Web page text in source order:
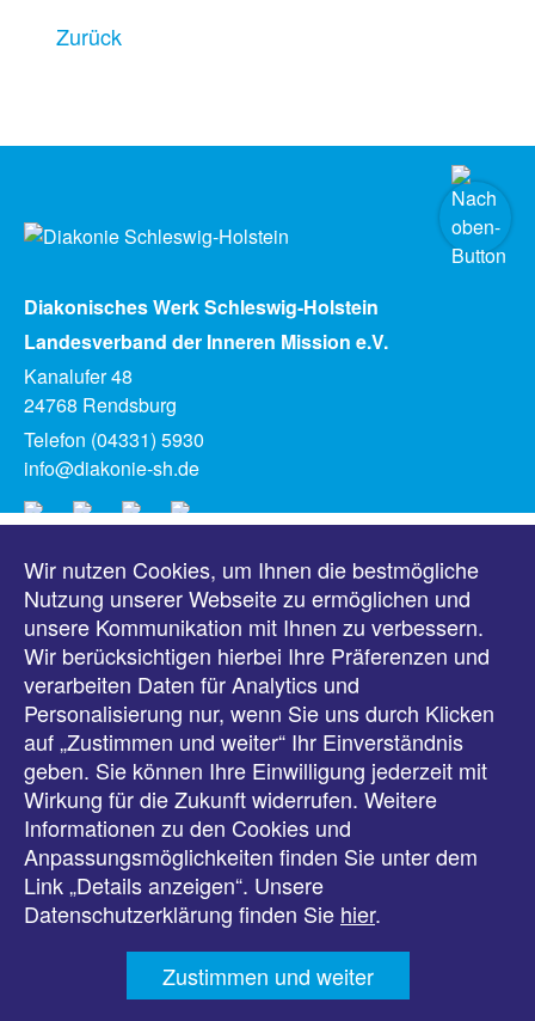
Zurück
Diakonisches Werk Schleswig-Holstein
Landesverband der Inneren Mission e.V.
Kanalufer 48
24768 Rendsburg
Telefon (04331) 5930
info@diakonie-sh.de
Meldungen
Veranstaltungen
Downloads
Presse
Karriere
Kontakt
Datenschutz
Wir nutzen Cookies, um Ihnen die bestmögliche
Nutzung unserer Webseite zu ermöglichen und
unsere Kommunikation mit Ihnen zu verbessern.
Wir berücksichtigen hierbei Ihre Präferenzen und
verarbeiten Daten für Analytics und
Personalisierung nur, wenn Sie uns durch Klicken
auf „Zustimmen und weiter“ Ihr Einverständnis
geben. Sie können Ihre Einwilligung jederzeit mit
Wirkung für die Zukunft widerrufen. Weitere
Informationen zu den Cookies und
Anpassungsmöglichkeiten finden Sie unter dem
Link „Details anzeigen“. Unsere
Datenschutzerklärung finden Sie hier.
Zustimmen und weiter